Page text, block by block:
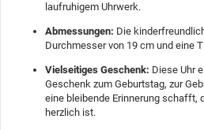
laufruhigem Uhrwerk.
Abmessungen: Die
Durchmesser von 19 cm und eine
Vielseitiges Geschenk: Diese Uhr
Geschenk zum Geburtstag, zur
eine bleibende Erinnerung schafft,
herzlich ist.